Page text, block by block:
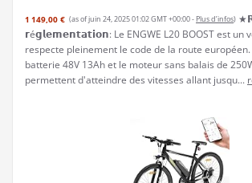
1 149,00 € (as of juin 24, 2025 01:02 GMT +00:00 - Plus d’infos)
𝗿é𝗴𝗹𝗲𝗺𝗲𝗻𝘁𝗮𝘁𝗶𝗼𝗻: Le ENGWE L20 BOOST est un
respecte pleinement le code de la route européen.
batterie 48V 13Ah et le moteur sans balais de
permettent d'atteindre des vitesses allant jusqu...